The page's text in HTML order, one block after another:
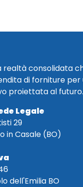
realtà consolidata
di forniture per
proiettata al futuro.
Legale
29
in Casale (BO)
dell'Emilia BO